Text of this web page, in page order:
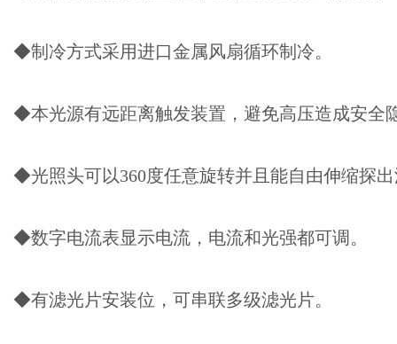
◆制冷方式采用进口金属风扇循环制冷。
◆本光源有远距离触发装置，避免高压造成安全
◆光照头可以360度任意旋转并且能自由伸缩探
◆数字电流表显示电流，电流和光强都可调。
◆有滤光片安装位，可串联多级滤光片。